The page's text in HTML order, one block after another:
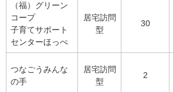
（福）グリーン
コープ
子育てサポート
センターほっぺ
居宅訪問
型
30
つなごうみんな
の手
居宅訪問
型
2